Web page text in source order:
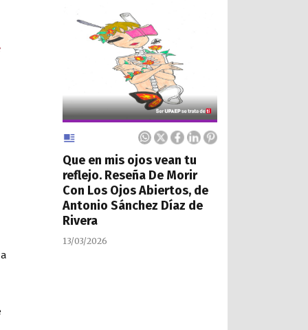
Que en mis ojos vean tu
reflejo. Reseña De Morir
Con Los Ojos Abiertos, de
Antonio Sánchez Díaz de
Rivera
13/03/2026